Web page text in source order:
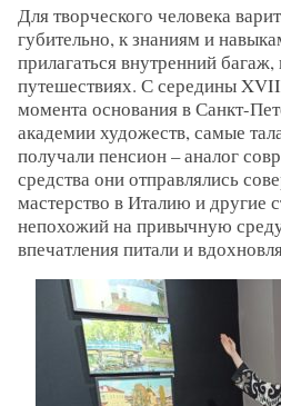
Для творческого человека
губительно, к знаниям и
прилагаться внутренний
путешествиях. С середины
момента основания в Санкт-
академии художеств, самые
получали пенсион – аналог
средства они отправлялись
мастерство в Италию и другие
непохожий на привычную
впечатления питали и